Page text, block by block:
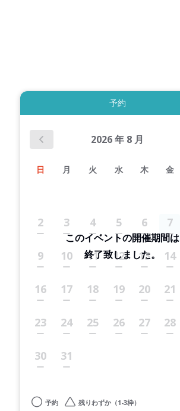
予約
2026年 8 月
日 月 火 水 木 金
2 3 4 5 6 7
9 10 11 12 13 14
16 17 18 19 20 21
23 24 25 26 27 28
30 31
このイベントの開催期間は
終了致しました。
予約
残りわずか（1-3枠）